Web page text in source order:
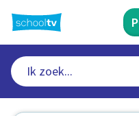
naar
hoofdinhoud